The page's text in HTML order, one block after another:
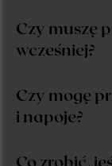
Czy muszę
wcześniej?
Czy mogę
i napoje?
Co zrobić,